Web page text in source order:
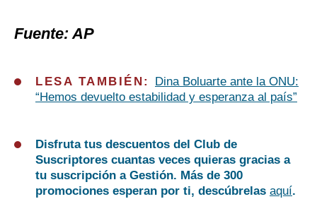
Fuente: AP
LESA TAMBIÉN:
Dina Boluarte ante la ONU:
“Hemos devuelto estabilidad y esperanza al país”
Disfruta tus descuentos del Club de
Suscriptores cuantas veces quieras gracias a
tu suscripción a Gestión. Más de 300
promociones esperan por ti, descúbrelas aquí.